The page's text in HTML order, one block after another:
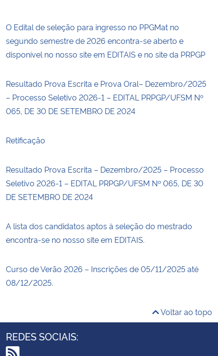
O Edital de seleção para ingresso no PPGMat no
segundo semestre de 2026 encontra-se aberto e
disponível no nosso site em EDITAIS e no site da PRPGP
Resultado Prova Escrita e Prova Oral– Dezembro/2025
– Processo Seletivo 2026-1 – EDITAL PRPGP/UFSM Nº
065, DE 30 DE SETEMBRO DE 2024
Retificação
Resultado Prova Escrita – Dezembro/2025 – Processo
Seletivo 2026-1 – EDITAL PRPGP/UFSM Nº 065, DE 30
DE SETEMBRO DE 2024
A lista dos candidatos aptos à seleção do mestrado
encontra-se no nosso site em EDITAIS.
Curso de Verão 2026 – Inscrições de 05/11/2025 até
08/12/2025.
Voltar ao topo
REDES SOCIAIS: